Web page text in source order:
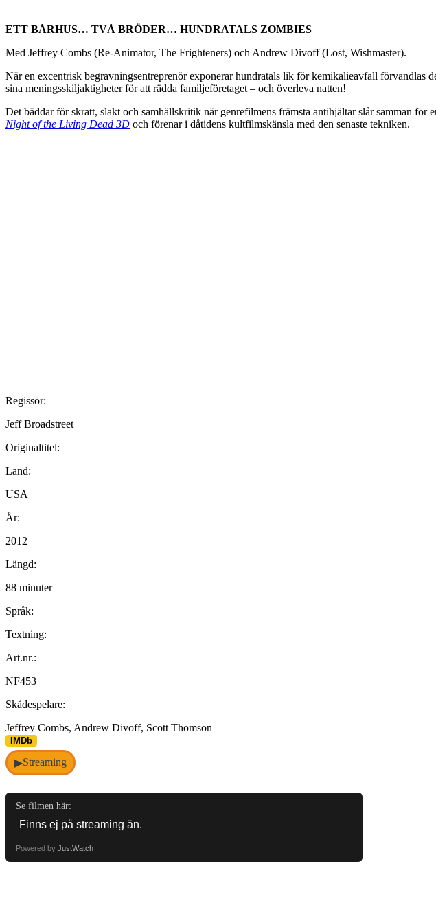
ETT BÅRHUS… TVÅ BRÖDER… HUNDRATALS ZOMBIES
Med Jeffrey Combs (Re-Animator, The Frighteners) och Andrew Divoff (Lost, Wishmaster).
När en excentrisk begravningsentreprenör exponerar hundratals lik för kemikalieavfall förvandlas
sina meningsskiljaktigheter för att rädda familjeföretaget – och överleva natten!
Det bäddar för skratt, slakt och samhällskritik när genrefilmens främsta antihjältar slår samman
Night of the Living Dead 3D och förenar i dåtidens kultfilmskänsla med den senaste tekniken.
Regissör:
Jeff Broadstreet
Originaltitel:
Land:
USA
År:
2012
Längd:
88 minuter
Språk:
Textning:
Art.nr.:
NF453
Skådespelare:
Jeffrey Combs, Andrew Divoff, Scott Thomson
IMDb
▶Streaming
Se filmen här:
Powered by JustWatch